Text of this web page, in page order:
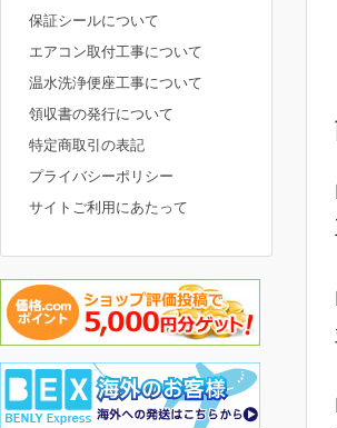
保証シールについて
エアコン取付工事について
温水洗浄便座工事について
領収書の発行について
特定商取引の表記
プライバシーポリシー
サイトご利用にあたって